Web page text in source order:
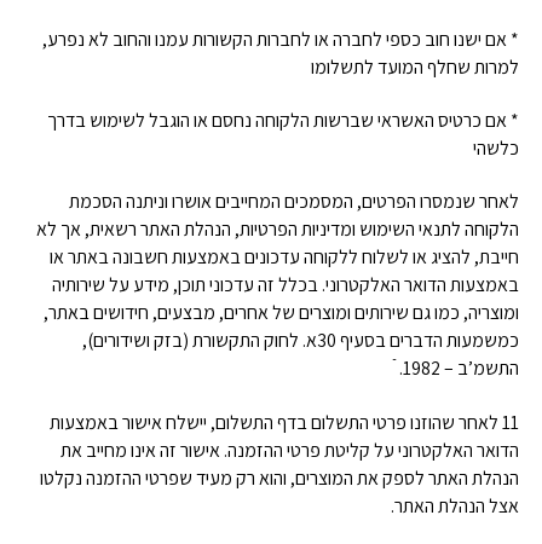
* אם ישנו חוב כספי לחברה או לחברות הקשורות עמנו והחוב לא נפרע,
למרות שחלף המועד לתשלומו
* אם כרטיס האשראי שברשות הלקוחה נחסם או הוגבל לשימוש בדרך
כלשהי
לאחר שנמסרו הפרטים, המסמכים המחייבים אושרו וניתנה הסכמת
הלקוחה לתנאי השימוש ומדיניות הפרטיות, הנהלת האתר רשאית, אך לא
חייבת, להציג או לשלוח ללקוחה עדכונים באמצעות חשבונה באתר או
באמצעות הדואר האלקטרוני. בכלל זה עדכוני תוכן, מידע על שירותיה
ומוצריה, כמו גם שירותים ומוצרים של אחרים, מבצעים, חידושים באתר,
כמשמעות הדברים בסעיף 30א. לחוק התקשורת (בזק ושידורים),
התשמ’ב – 1982. ֿ
11 לאחר שהוזנו פרטי התשלום בדף התשלום, יישלח אישור באמצעות
הדואר האלקטרוני על קליטת פרטי ההזמנה. אישור זה אינו מחייב את
הנהלת האתר לספק את המוצרים, והוא רק מעיד שפרטי ההזמנה נקלטו
אצל הנהלת האתר.